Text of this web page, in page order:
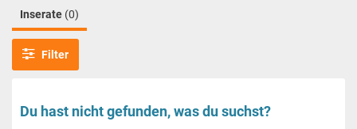
Inserate (0)
Filter
Du hast nicht gefunden, was du suchst?